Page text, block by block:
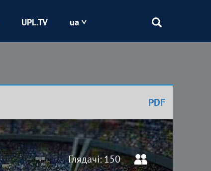
Кривбас
Шахтар
UPL.TV ua
PDF
Глядачі: 150